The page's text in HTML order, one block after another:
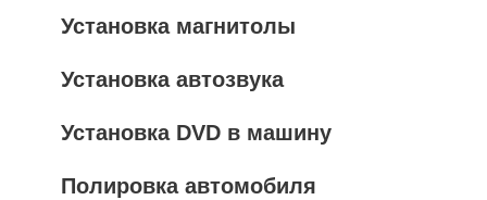
Установка магнитолы
Установка автозвука
Установка DVD в машину
Полировка автомобиля